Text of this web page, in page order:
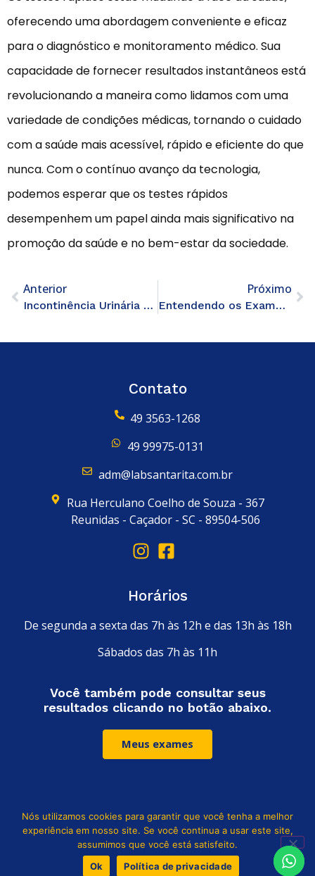
oferecendo uma abordagem conveniente e eficaz
para o diagnóstico e monitoramento médico. Sua
capacidade de fornecer resultados instantâneos está
revolucionando a maneira como lidamos com uma
variedade de condições médicas, tornando o cuidado
com a saúde mais acessível, rápido e eficiente do que
nunca. Com o contínuo avanço da tecnologia,
podemos esperar que os testes rápidos
desempenhem um papel ainda mais significativo na
promoção da saúde e no bem-estar da sociedade.
Anterior
Incontinência Urinária atinge 40% das mulheres acima de 50
Próximo
Entendendo os Exames de Sangue: O Que Seus Resultados Dizem Sobre Você
Contato
49 3563-1268
49 99975-0131
adm@labsantarita.com.br
Rua Herculano Coelho de Souza - 367
Reunidas - Caçador - SC - 89504-506
Horários
De segunda a sexta das 7h às 12h e das 13h às 18h
Sábados das 7h às 11h
Você também pode consultar seus
resultados clicando no botão abaixo.
Meus exames
Leia nossa política de privacidade
© Copyright 2024. Todo os direitos reservados Laboratório Santa
Rita
Nós utilizamos cookies para garantir que você tenha a melhor
experiência em nosso site. Se você continua a usar este site,
assumimos que você está satisfeito.
Ok
Política de privacidade